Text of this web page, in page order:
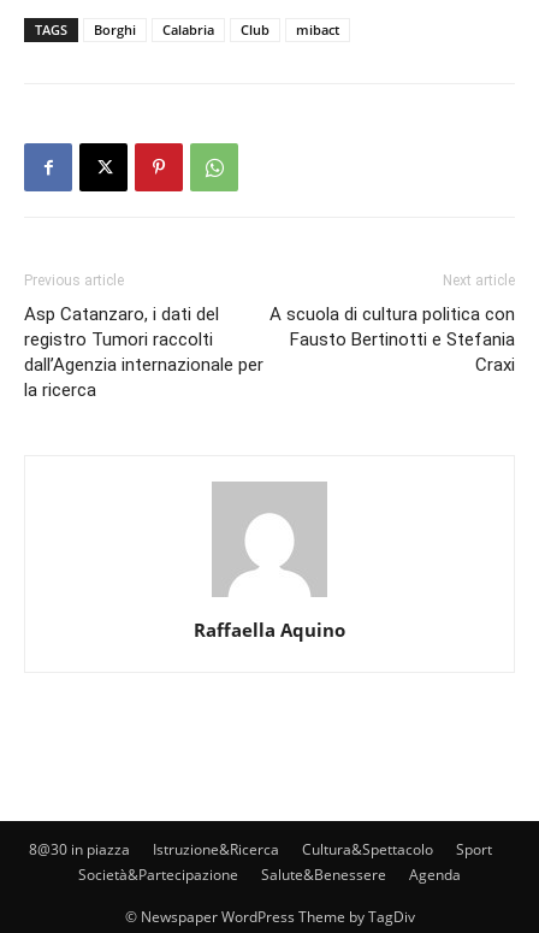
TAGS Borghi Calabria Club mibact
Previous article
Asp Catanzaro, i dati del
registro Tumori raccolti
dall’Agenzia internazionale per
la ricerca
Next article
A scuola di cultura politica con
Fausto Bertinotti e Stefania
Craxi
Raffaella Aquino
8@30 in piazza Istruzione&Ricerca Cultura&Spettacolo
Sport
Società&Partecipazione
Salute&Benessere Agenda
© Newspaper WordPress Theme by TagDiv